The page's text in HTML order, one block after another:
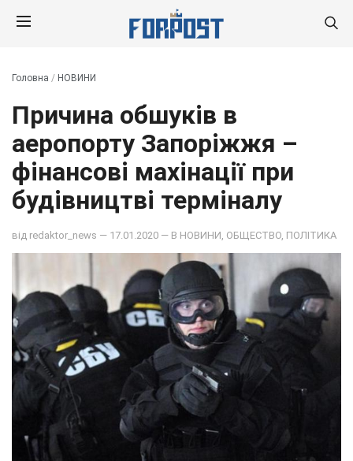
Головна / НОВИНИ
Причина обшуків в
аеропорту Запоріжжя –
фінансові махінації при
будівництві терміналу
від redaktor_news — 17.01.2020 — В НОВИНИ ОБЩЕСТВО ПОЛІТИКА